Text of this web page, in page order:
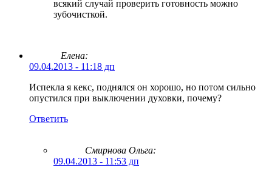
всякий случай проверить готовность можно
зубочисткой.
Елена:
09.04.2013 - 11:18 дп
Испекла я кекс, поднялся он хорошо, но потом сильно
опустился при выключении духовки, почему?
Ответить
Смирнова Ольга:
09.04.2013 - 11:53 дп